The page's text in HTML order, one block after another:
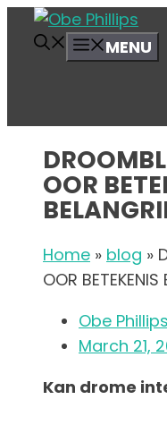
Skip
content
MENU
OOR
Home » blog »
OOR BETEKENIS
Obe Phillips
March 21,
Kan drome